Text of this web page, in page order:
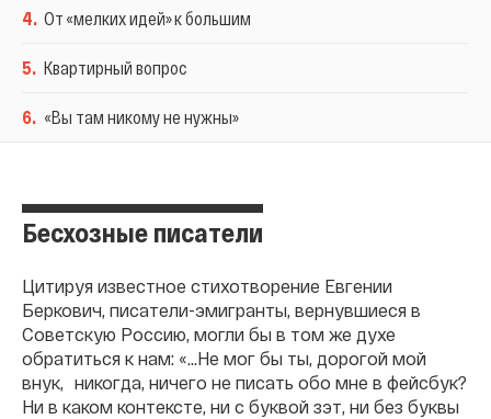
4. От «мелких идей» к большим
5. Квартирный вопрос
6. «Вы там никому не нужны»
Бесхозные писатели
Цитируя известное стихотворение Евгении
Беркович, писатели-эмигранты, вернувшиеся в
Советскую Россию, могли бы в том же духе
обратиться к нам: «…Не мог бы ты, дорогой мой
внук, никогда, ничего не писать обо мне в фейсбук?
Ни в каком контексте, ни с буквой зэт, ни без буквы